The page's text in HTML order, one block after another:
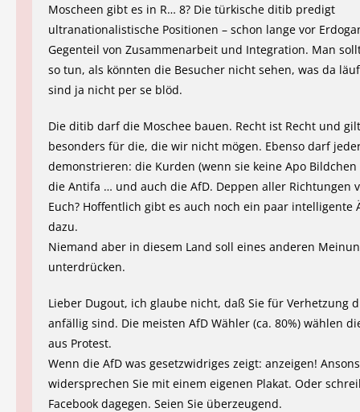
Moscheen gibt es in R… 8? Die türkische ditib predigt
ultranationalistische Positionen – schon lange vor
Gegenteil von Zusammenarbeit und Integration. Man
so tun, als könnten die Besucher nicht sehen, was da
sind ja nicht per se blöd.
Die ditib darf die Moschee bauen. Recht ist Recht und
besonders für die, die wir nicht mögen. Ebenso darf
demonstrieren: die Kurden (wenn sie keine Apo Bildchen
die Antifa … und auch die AfD. Deppen aller Richtungen
Euch? Hoffentlich gibt es auch noch ein paar intelligente
dazu.
Niemand aber in diesem Land soll eines anderen
unterdrücken.
Lieber Dugout, ich glaube nicht, daß Sie für Verhetzung
anfällig sind. Die meisten AfD Wähler (ca. 80%) wählen
aus Protest.
Wenn die AfD was gesetzwidriges zeigt: anzeigen!
widersprechen Sie mit einem eigenen Plakat. Oder
Facebook dagegen. Seien Sie überzeugend.